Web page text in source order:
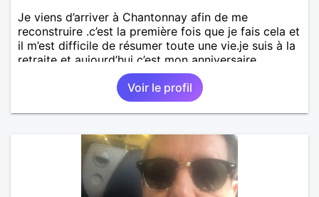
Je viens d’arriver à Chantonnay afin de me
reconstruire .c’est la première fois que je fais cela et
il m’est difficile de résumer toute une vie.je suis à la
retraite et aujourd’hui c’est mon anniversaire
!J’aimerais rencontrer quelqu’un qui partage les
mêmes valeurs qui font de quelqu’un un être humain
Voir le profil